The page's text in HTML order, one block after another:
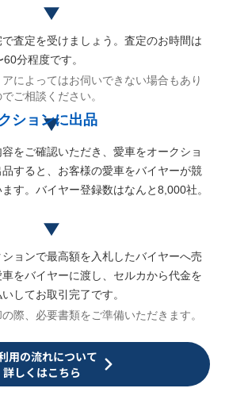
で査定を受けましょう。査定のお時間は
分程度です。
によってはお伺いできない場合もあり
でご相談ください。
ションに出品
をご確認いただき、愛車をオークショ
品すると、お客様の愛車をバイヤーが競
ます。バイヤー登録数はなんと8,000社。
ションで最高額を入札したバイヤーへ売
をバイヤーに渡し、セルカから代金を
してお取引完了です。
際、必要書類をご準備いただきます。
用の流れについて
詳しくはこちら